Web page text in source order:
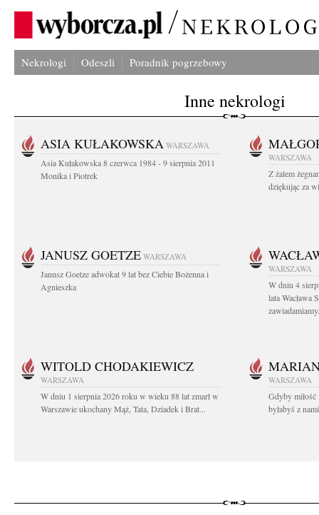
Nekrologi Odeszli Poradnik pogrzebowy
Inne nekrologi
ASIA KUŁAKOWSKA WARSZAWA
Asia Kułakowska 8 czerwca 1984 - 9 sierpnia 2011
Monika i Piotrek
WARSZAWA
Z żalem
dziękując za
JANUSZ GOETZE WARSZAWA
Janusz Goetze adwokat 9 lat bez Ciebie Bożenna i
Agnieszka
WARSZAWA
W dniu 4
lata Wacława
WITOLD CHODAKIEWICZ
WARSZAWA
W dniu 1 sierpnia 2026 roku w wieku 88 lat zmarł w
Warszawie ukochany Mąż, Tata, Dziadek i Brat...
WARSZAWA
Gdyby miłość
byłabyś z